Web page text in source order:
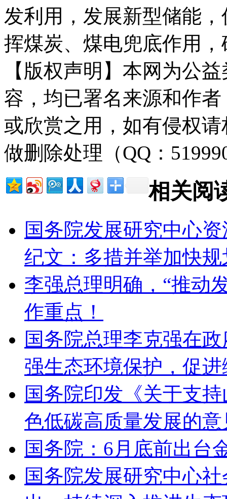
发利用，发展新型储能
挥煤炭、煤电兜底作用
【版权声明】本网为公
容，均已署名来源和作
或欣赏之用，如有侵权
做删除处理（QQ：
相关阅
国务院发展研究中心
纪文：多措并举加快
李强总理明确，“推动
作重点！
国务院总理李克强在
强生态环境保护，促
国务院印发《关于支
色低碳高质量发展的意
国务院：6月底前出台
国务院发展研究中心